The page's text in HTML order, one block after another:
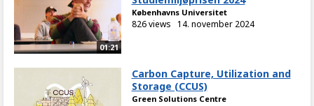
01:21
Københavns Universitet
826 views 14. november 2024
Carbon Capture, Utilization and
Storage (CCUS)
Green Solutions Centre